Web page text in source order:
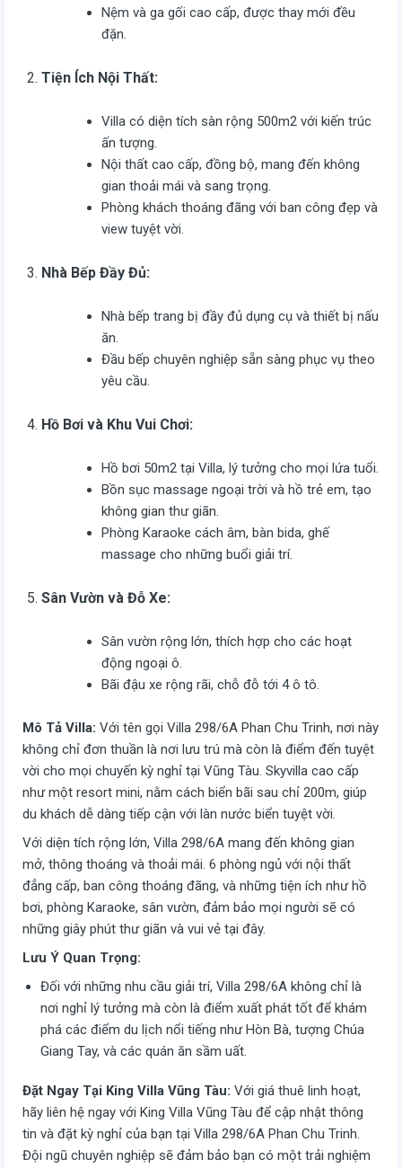
Nệm và ga gối cao cấp, được thay mới đều
đặn.
Tiện Ích Nội Thất:
Villa có diện tích sàn rộng 500m2 với kiến trúc
ấn tượng.
Nội thất cao cấp, đồng bộ, mang đến không
gian thoải mái và sang trọng.
Phòng khách thoáng đãng với ban công đẹp và
view tuyệt vời.
Nhà Bếp Đầy Đủ:
Nhà bếp trang bị đầy đủ dụng cụ và thiết bị nấu
ăn.
Đầu bếp chuyên nghiệp sẵn sàng phục vụ theo
yêu cầu.
Hồ Bơi và Khu Vui Chơi:
Hồ bơi 50m2 tại Villa, lý tưởng cho mọi lứa tuổi.
Bồn sục massage ngoại trời và hồ trẻ em, tạo
không gian thư giãn.
Phòng Karaoke cách âm, bàn bida, ghế
massage cho những buổi giải trí.
Sân Vườn và Đỗ Xe:
Sân vườn rộng lớn, thích hợp cho các hoạt
động ngoại ô.
Bãi đậu xe rộng rãi, chỗ đỗ tới 4 ô tô.
Mô Tả Villa: Với tên gọi Villa 298/6A Phan Chu Trinh, nơi này
không chỉ đơn thuần là nơi lưu trú mà còn là điểm đến tuyệt
vời cho mọi chuyến kỳ nghỉ tại Vũng Tàu. Skyvilla cao cấp
như một resort mini, nằm cách biển bãi sau chỉ 200m, giúp
du khách dễ dàng tiếp cận với làn nước biển tuyệt vời.
Với diện tích rộng lớn, Villa 298/6A mang đến không gian
mở, thông thoáng và thoải mái. 6 phòng ngủ với nội thất
đẳng cấp, ban công thoáng đãng, và những tiện ích như hồ
bơi, phòng Karaoke, sân vườn, đảm bảo mọi người sẽ có
những giây phút thư giãn và vui vẻ tại đây.
Lưu Ý Quan Trọng:
Đối với những nhu cầu giải trí, Villa 298/6A không chỉ là
nơi nghỉ lý tưởng mà còn là điểm xuất phát tốt để khám
phá các điểm du lịch nổi tiếng như Hòn Bà, tượng Chúa
Giang Tay, và các quán ăn sầm uất.
Đặt Ngay Tại King Villa Vũng Tàu: Với giá thuê linh hoạt,
hãy liên hệ ngay với King Villa Vũng Tàu để cập nhật thông
tin và đặt kỳ nghỉ của bạn tại Villa 298/6A Phan Chu Trinh.
Đội ngũ chuyên nghiệp sẽ đảm bảo bạn có một trải nghiệm